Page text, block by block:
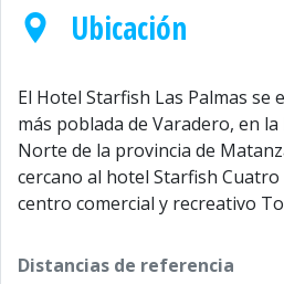
Ubicación
El Hotel Starfish Las Palmas se
más poblada de Varadero, en
Norte de la provincia de
cercano al hotel Starfish
centro comercial y recreativo
Distancias de referencia